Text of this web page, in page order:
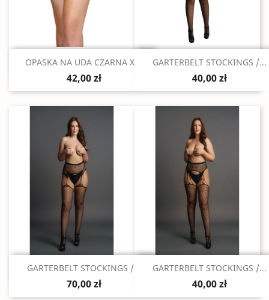
Szybki podgląd
OPASKA NA UDA CZARNA XXL
42,00 zł
Szybki podgląd
GARTERBELT STOCKINGS /...
40,00 zł
Szybki podgląd
GARTERBELT STOCKINGS /...
70,00 zł
Szybki podgląd
GARTERBELT STOCKINGS /...
40,00 zł